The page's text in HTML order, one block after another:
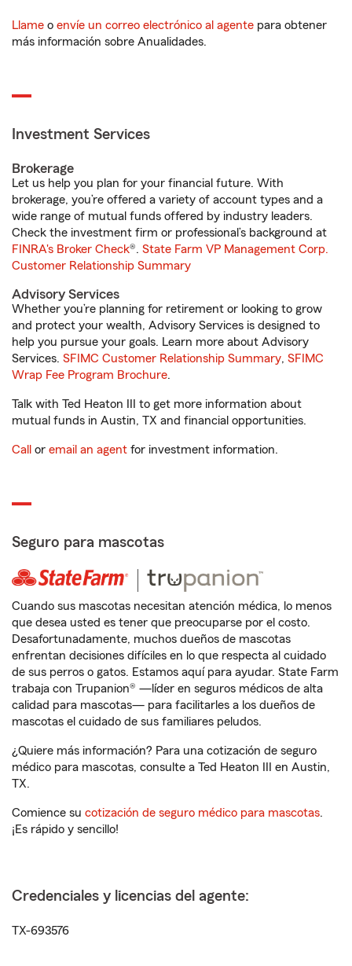
Llame o envíe un correo electrónico al agente para obtener
más información sobre Anualidades.
Investment Services
Brokerage
Let us help you plan for your financial future. With
brokerage, you’re offered a variety of account types and a
wide range of mutual funds offered by industry leaders.
Check the investment firm or professional’s background at
FINRA's Broker Check®. State Farm VP Management Corp.
Customer Relationship Summary
Advisory Services
Whether you’re planning for retirement or looking to grow
and protect your wealth, Advisory Services is designed to
help you pursue your goals. Learn more about Advisory
Services. SFIMC Customer Relationship Summary, SFIMC
Wrap Fee Program Brochure.
Talk with Ted Heaton III to get more information about
mutual funds in Austin, TX and financial opportunities.
Call or email an agent for investment information.
Seguro para mascotas
Cuando sus mascotas necesitan atención médica, lo menos
que desea usted es tener que preocuparse por el costo.
Desafortunadamente, muchos dueños de mascotas
enfrentan decisiones difíciles en lo que respecta al cuidado
de sus perros o gatos. Estamos aquí para ayudar. State Farm
trabaja con Trupanion® —líder en seguros médicos de alta
calidad para mascotas— para facilitarles a los dueños de
mascotas el cuidado de sus familiares peludos.
¿Quiere más información? Para una cotización de seguro
médico para mascotas, consulte a Ted Heaton III en Austin,
TX.
Comience su cotización de seguro médico para mascotas.
¡Es rápido y sencillo!
Credenciales y licencias del agente:
TX-693576